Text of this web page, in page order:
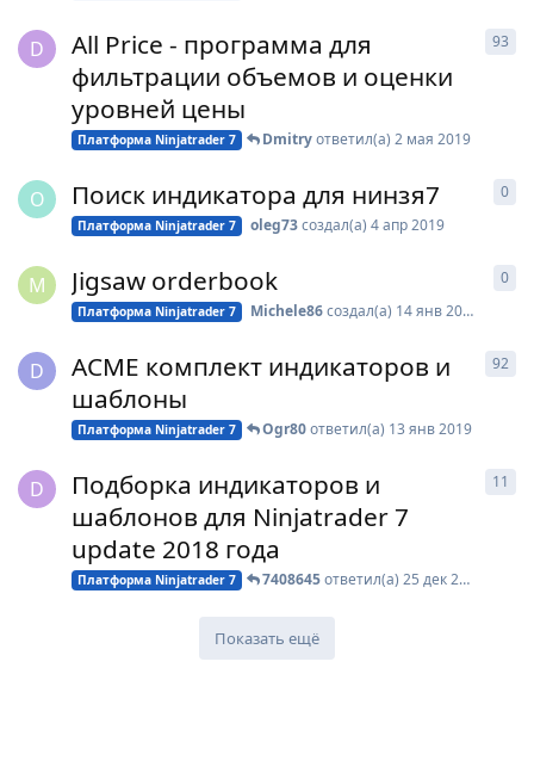
D
All Price - программа для
фильтрации объемов и оценки
уровней цены
Платформа Ninjatrader 7 Dmitryответил(а)2 мая 2019
93
O Поиск индикатора для нинзя7
Платформа Ninjatrader 7 oleg73создал(а)4 апр 2019
0
M Jigsaw orderbook
Платформа Ninjatrader 7 Michele86создал(а) 14 янв 2019
0
D
ACME комплект индикаторов и
шаблоны
Платформа Ninjatrader 7 Ogr80ответил(а) 13 янв 2019
92
D
Подборка индикаторов и
шаблонов для Ninjatrader 7
update 2018 года
Платформа Ninjatrader 7 7408645ответил(а)25 дек 2018
11
Показать ещё